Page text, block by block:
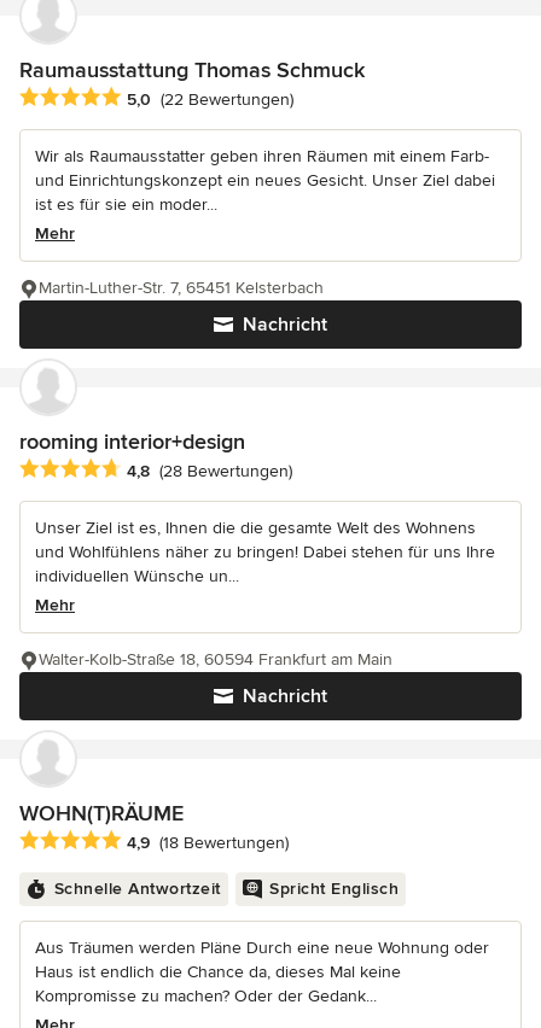
Raumausstattung Thomas Schmuck
Durchschnittliche Bewertung: 5 von 5 Sternen
5,0 (22 Bewertungen)
Wir als Raumausstatter geben ihren Räumen mit einem Farb-
und Einrichtungskonzept ein neues Gesicht. Unser Ziel dabei
ist es für sie ein moder...
Mehr
Nachricht
Martin-Luther-Str. 7, 65451 Kelsterbach
rooming interior+design
Durchschnittliche Bewertung: 4.8 von 5 Sternen
4,8 (28 Bewertungen)
Unser Ziel ist es, Ihnen die die gesamte Welt des Wohnens
und Wohlfühlens näher zu bringen! Dabei stehen für uns Ihre
individuellen Wünsche un...
Mehr
Nachricht
Walter-Kolb-Straße 18, 60594 Frankfurt am Main
WOHN(T)RÄUME
Durchschnittliche Bewertung: 4.9 von 5 Sternen
4,9 (18 Bewertungen)
Schnelle Antwortzeit Spricht Englisch
Aus Träumen werden Pläne Durch eine neue Wohnung oder
Haus ist endlich die Chance da, dieses Mal keine
Kompromisse zu machen? Oder der Gedank...